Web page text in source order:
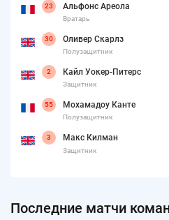
23 Альфонс Ареола
Вратарь
30 Оливер Скарлз
Полузащитник
2 Кайл Уокер-Питерс
Защитник
55 Мохамадоу Канте
Полузащитник
3 Макс Килман
Защитник
Последние матчи